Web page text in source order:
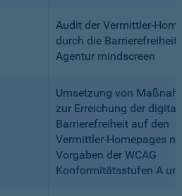
Audit der Vermittler-
durch die
Agentur mindscreen
Umsetzung von
zur Erreichung der
Barrierefreiheit auf den
Vermittler-Homepages
Vorgaben der WCAG
Konformitätsstufen A